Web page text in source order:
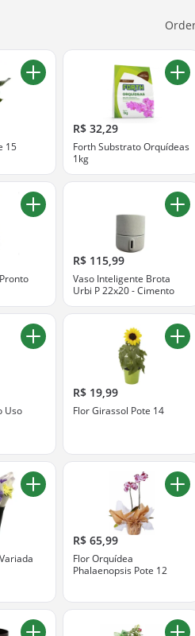
15
R$ 32,29
Forth Substrato Orquídeas
1kg
R$ 115,99
Vaso Inteligente Brota
Urbi P 22x20 - Cimento
Uso
R$ 19,99
Flor Girassol Pote 14
R$ 65,99
Flor Orquídea
Phalaenopsis Pote 12